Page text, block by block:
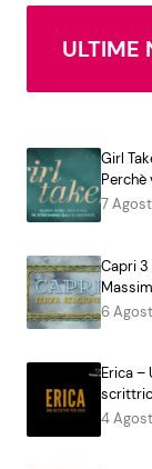
ULTIME
Girl
Perchè
7
Capri 3
6
Erica –
4